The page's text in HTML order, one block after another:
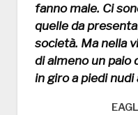
fanno male. Ci
quelle da
società. Ma nella
di almeno un paio
in giro a piedi nudi